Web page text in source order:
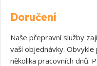
Doručení
Naše přepravní služby
vaší objednávky.
několika pracovních dnů.